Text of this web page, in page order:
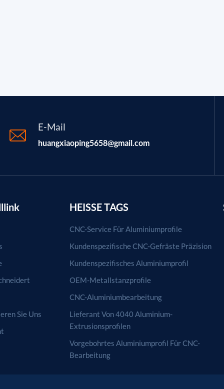
E-Mail
huangxiaoping5658@gmail.com
Sie Uns
HEISSE TAGS
CNC-Service Für Aluminiumprofile
Kundenspezifische CNC-Gefräste Präzision
Kundenspezifisches Aluminiumprofil
OEM-Metallstanzprofile
CNC-Aluminiumbearbeitung
Lieferant Von 4040 Aluminium-
Extrusionsprofilen
Vorgebohrtes Aluminiumprofil Für CNC-
Bearbeitung